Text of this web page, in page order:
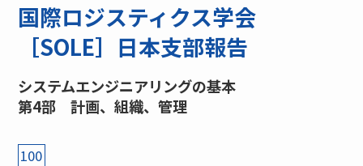
国際ロジスティクス学会
［SOLE］日本支部報告
システムエンジニアリングの基本
第4部 計画、組織、管理
100